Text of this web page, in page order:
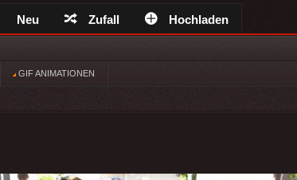
Neu Zufall Hochladen
GIF ANIMATIONEN